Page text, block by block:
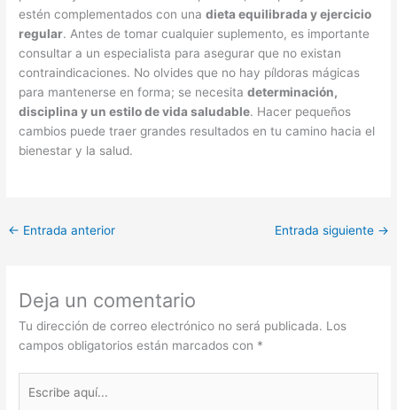
estén complementados con unadieta equilibrada y ejercicio
regular. Antes de tomar cualquier suplemento, es importante
consultar a un especialista para asegurar que no existan
contraindicaciones. No olvides que no hay píldoras mágicas
para mantenerse en forma; se necesitadeterminación,
disciplina y un estilo de vida saludable. Hacer pequeños
cambios puede traer grandes resultados en tu camino hacia el
bienestar y la salud.
← Entrada anterior Entrada siguiente →
Deja un comentario
Tu dirección de correo electrónico no será publicada. Los
campos obligatorios están marcados con *
aquí...